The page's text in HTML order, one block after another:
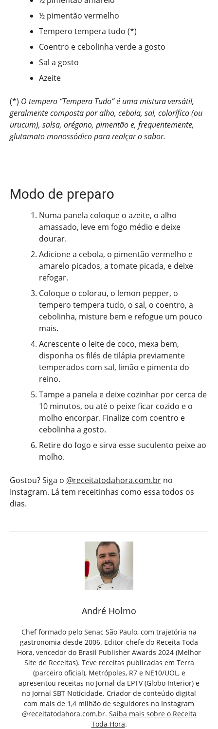
½ pimentão vermelho
Tempero tempera tudo (*)
Coentro e cebolinha verde a gosto
Sal a gosto
Azeite
(*) O tempero “Tempera Tudo” é uma mistura versátil,
geralmente composta por alho, cebola, sal, colorífico (ou
urucum), salsa, orégano, pimentão e, frequentemente,
glutamato monossódico para realçar o sabor.
Modo de preparo
Numa panela coloque o azeite, o alho
amassado, leve em fogo médio e deixe
dourar.
Adicione a cebola, o pimentão vermelho e
amarelo picados, a tomate picada, e deixe
refogar.
Coloque o colorau, o lemon pepper, o
tempero tempera tudo, o sal, o coentro, a
cebolinha, misture bem e refogue um pouco
mais.
Acrescente o leite de coco, mexa bem,
disponha os filés de tilápia previamente
temperados com sal, limão e pimenta do
reino.
Tampe a panela e deixe cozinhar por cerca de
10 minutos, ou até o peixe ficar cozido e o
molho encorpar. Finalize com coentro e
cebolinha a gosto.
Retire do fogo e sirva esse suculento peixe ao
molho.
Gostou? Siga o @receitatodahora.com.br no
Instagram. Lá tem receitinhas como essa todos os
dias.
André Holmo
Chef formado pelo Senac São Paulo, com trajetória na
gastronomia desde 2006. Editor-chefe do Receita Toda
Hora, vencedor do Brasil Publisher Awards 2024 (Melhor
Site de Receitas). Teve receitas publicadas em Terra
(parceiro oficial), Metrópoles, R7 e NE10/UOL, e
apresentou receitas no Jornal da EPTV (Globo Interior) e
no Jornal SBT Noticidade. Criador de conteúdo digital
com mais de 1,4 milhão de seguidores no Instagram
@receitatodahora.com.br. Saiba mais sobre o Receita
Toda Hora.